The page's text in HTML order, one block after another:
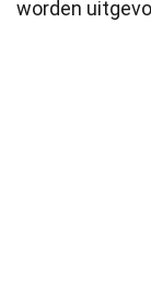
worden